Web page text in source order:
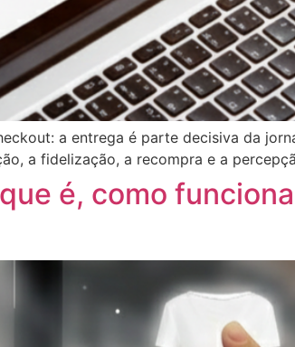
a entrega é parte decisiva da
a fidelização, a recompra e a
é, como